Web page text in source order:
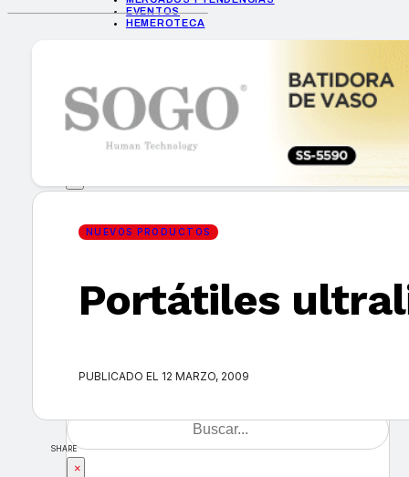
EVENTOS
HEMEROTECA
GUÍA DE COMPRA
NUEVOS PRODUCTOS
CONSEJOS TECH
MERCADOS Y TENDENCIAS
HEMEROTECA
×
NUEVOS PRODUCTOS
Portátiles
PUBLICADO EL 12 MARZO, 2009
SHARE